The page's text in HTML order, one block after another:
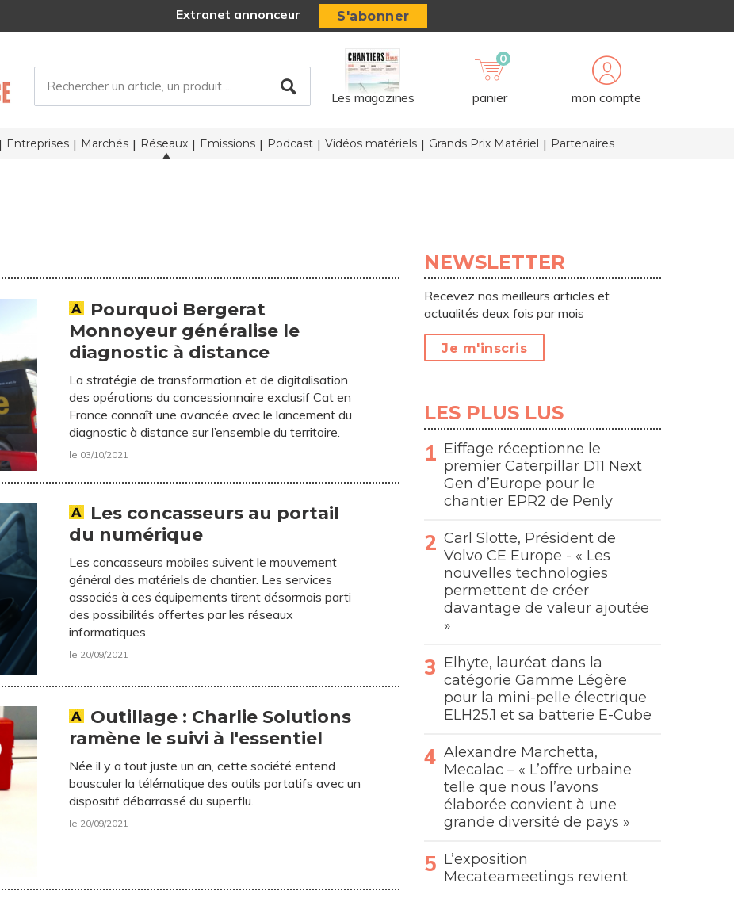
Extranet annonceur S'abonner
Les magazines
0
panier mon compte
Entreprises Marchés Réseaux Emissions Podcast Vidéos matériels Grands Prix Matériel Partenaires
Pourquoi Bergerat
Monnoyeur généralise le
diagnostic à distance
La stratégie de transformation et de digitalisation
des opérations du concessionnaire exclusif Cat en
France connaît une avancée avec le lancement du
diagnostic à distance sur l’ensemble du territoire.
le 03/10/2021
Les concasseurs au portail
du numérique
Les concasseurs mobiles suivent le mouvement
général des matériels de chantier. Les services
associés à ces équipements tirent désormais parti
des possibilités offertes par les réseaux
informatiques.
le 20/09/2021
Outillage : Charlie Solutions
ramène le suivi à l'essentiel
Née il y a tout juste un an, cette société entend
bousculer la télématique des outils portatifs avec un
dispositif débarrassé du superflu.
le 20/09/2021
NEWSLETTER
Recevez nos meilleurs articles et
actualités deux fois par mois
Je m'inscris
LES PLUS LUS
Eiffage réceptionne le
premier Caterpillar D11 Next
Gen d’Europe pour le
chantier EPR2 de Penly
Carl Slotte, Président de
Volvo CE Europe - « Les
nouvelles technologies
permettent de créer
davantage de valeur ajoutée
»
Elhyte, lauréat dans la
catégorie Gamme Légère
pour la mini-pelle électrique
ELH25.1 et sa batterie E-Cube
Alexandre Marchetta,
Mecalac – « L’offre urbaine
telle que nous l’avons
élaborée convient à une
grande diversité de pays »
L’exposition
Mecateameetings revient